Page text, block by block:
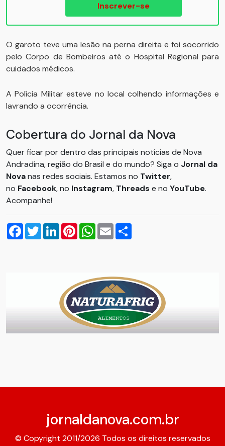
Inscrever-se
O garoto teve uma lesão na perna direita e foi socorrido
pelo Corpo de Bombeiros até o Hospital Regional para
cuidados médicos.
A Polícia Militar esteve no local colhendo informações e
lavrando a ocorrência.
Cobertura do Jornal da Nova
Quer ficar por dentro das principais notícias de Nova
Andradina, região do Brasil e do mundo? Siga o Jornal da
Novanas redes sociais. Estamos no Twitter,
no Facebook, no Instagram, Threads e no YouTube.
Acompanhe!
Facebook
TwitterLinkedInPinterestWhatsApp
Email
jornaldanova.com.br
© Copyright 2011/2026 Todos os direitos reservados